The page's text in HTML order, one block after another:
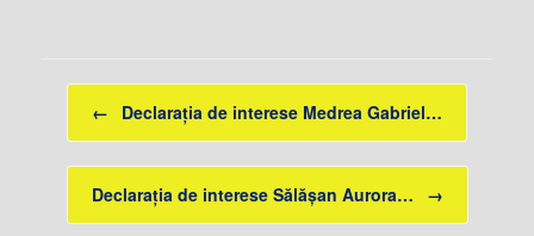
← Declaraţia de interese Medrea Gabriel…
Declaraţia de interese Sălăşan Aurora… →